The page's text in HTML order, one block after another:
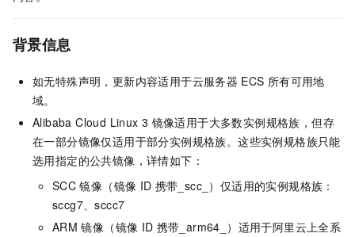
背景信息
如无特殊声明，更新内容适用于云服务器 ECS 所有可用地
域。
Alibaba Cloud Linux 3 镜像适用于大多数实例规格族，但存
在一部分镜像仅适用于部分实例规格族。这些实例规格族只能
选用指定的公共镜像，详情如下：
SCC 镜像（镜像 ID 携带_scc_）仅适用的实例规格族：
sccg7、sccc7
ARM 镜像（镜像 ID 携带_arm64_）适用于阿里云上全系